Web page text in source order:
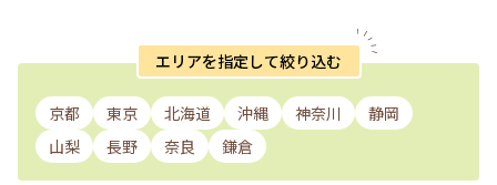
エリアを指定して絞り込む
京都 東京 北海道 沖縄 神奈川
静岡
山梨
長野 奈良 鎌倉